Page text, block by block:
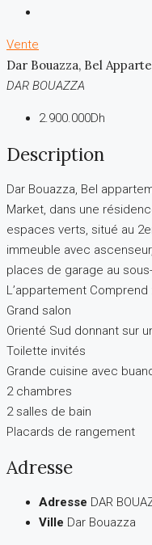
Vente
Dar Bouazza, Bel
DAR BOUAZZA
2.900.000Dh
Description
Dar Bouazza, Bel
Market, dans une
espaces verts, situé au
immeuble avec
places de garage au
L’appartement Comprend :
Grand salon
Orienté Sud donnant sur
Toilette invités
Grande cuisine avec
2 chambres
2 salles de bain
Placards de rangement
Adresse
Adresse DAR
Ville Dar Bouazza